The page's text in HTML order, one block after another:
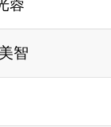
蓉
智